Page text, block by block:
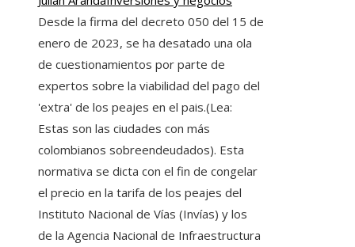
Desde la firma del decreto 050 del 15 de
enero de 2023, se ha desatado una ola
de cuestionamientos por parte de
expertos sobre la viabilidad del pago del
'extra' de los peajes en el pais.(Lea:
Estas son las ciudades con más
colombianos sobreendeudados). Esta
normativa se dicta con el fin de congelar
el precio en la tarifa de los peajes del
Instituto Nacional de Vías (Invías) y los
de la Agencia Nacional de Infraestructura